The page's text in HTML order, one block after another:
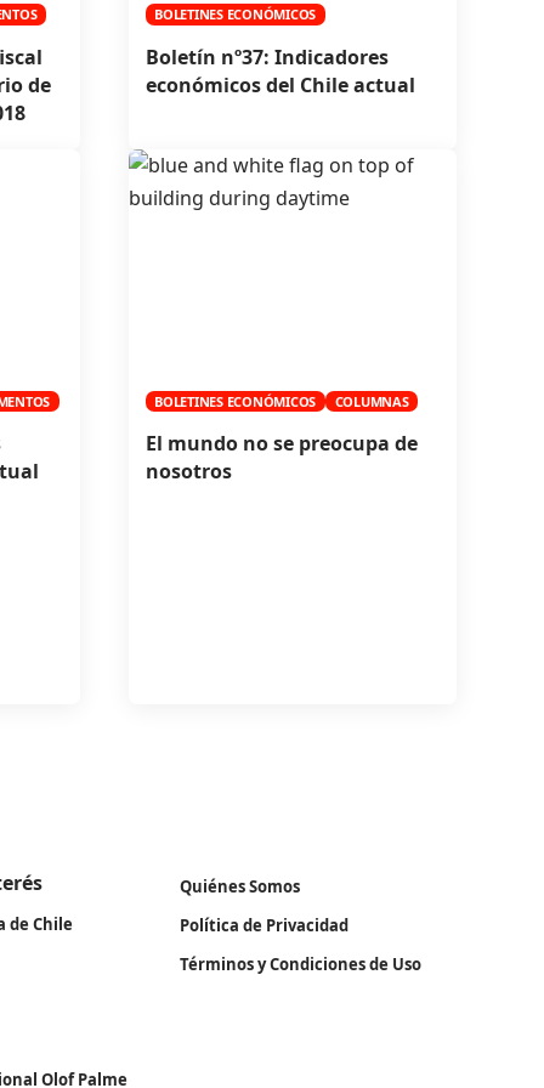
de
BOLETINES ECONÓMICOS
Boletín nº37: Indicadores
económicos del Chile actual
BOLETINES ECONÓMICOS COLUMNAS
El mundo no se preocupa de
nosotros
de Chile
Olof Palme
Quiénes Somos
Política de Privacidad
Términos y Condiciones de Uso